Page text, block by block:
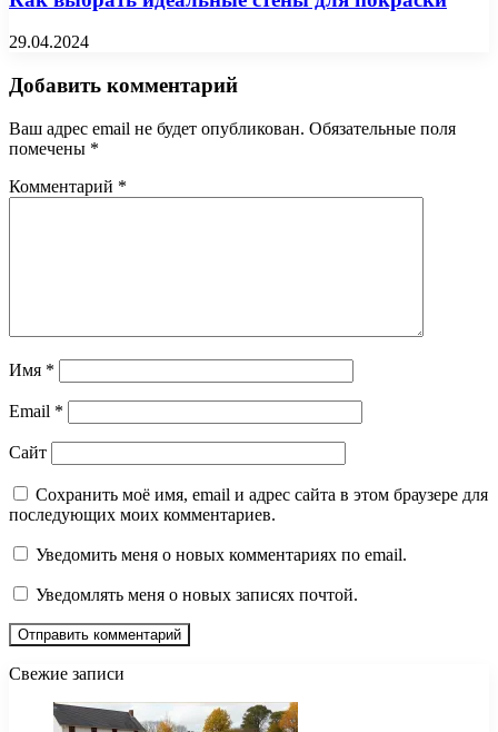
29.04.2024
Добавить комментарий
Ваш адрес email не будет опубликован. Обязательные поля
помечены *
Комментарий *
Имя *
Email *
Сайт
Сохранить моё имя, email и адрес сайта в этом браузере для
последующих моих комментариев.
Уведомить меня о новых комментариях по email.
Уведомлять меня о новых записях почтой.
Свежие записи